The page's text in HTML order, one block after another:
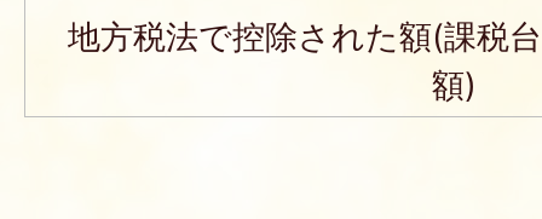
地方税法で控除された額(課税
額)